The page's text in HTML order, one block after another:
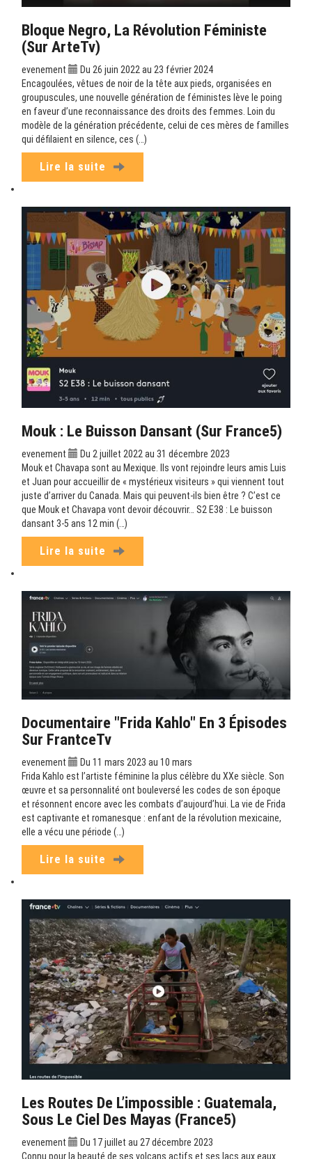
Bloque Negro, La Révolution Féministe
(sur ArteTv)
evenement
Du 26 juin 2022 au 23 février 2024
Encagoulées, vêtues de noir de la tête aux pieds, organisées en
groupuscules, une nouvelle génération de féministes lève le poing
en faveur d’une reconnaissance des droits des femmes. Loin du
modèle de la génération précédente, celui de ces mères de familles
qui défilaient en silence, ces (…)
Lire la suite
Mouk : Le Buisson Dansant (sur France5)
evenement
Du 2 juillet 2022 au 31 décembre 2023
Mouk et Chavapa sont au Mexique. Ils vont rejoindre leurs amis Luis
et Juan pour accueillir de « mystérieux visiteurs » qui viennent tout
juste d’arriver du Canada. Mais qui peuvent-ils bien être ? C’est ce
que Mouk et Chavapa vont devoir découvrir… S2 E38 : Le buisson
dansant 3-5 ans 12 min (…)
Lire la suite
Documentaire "Frida Kahlo" En 3 Épisodes
Sur FrantceTv
evenement
Du 11 mars 2023 au 10 mars
Frida Kahlo est l’artiste féminine la plus célèbre du XXe siècle. Son
œuvre et sa personnalité ont bouleversé les codes de son époque
et résonnent encore avec les combats d’aujourd’hui. La vie de Frida
est captivante et romanesque : enfant de la révolution mexicaine,
elle a vécu une période (…)
Lire la suite
Les Routes De L’impossible : Guatemala,
Sous Le Ciel Des Mayas (France5)
evenement
Du 17 juillet au 27 décembre 2023
Connu pour la beauté de ses volcans actifs et ses lacs aux eaux